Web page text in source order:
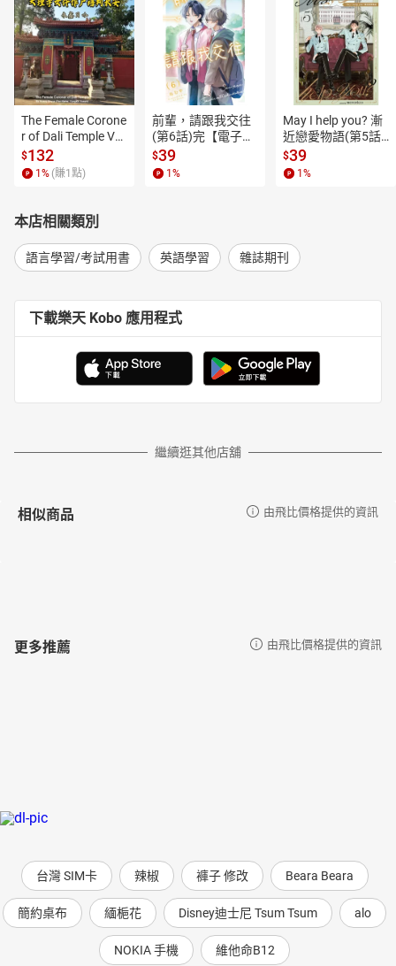
The Female Corone
r of Dali Temple Vo
l.6【有聲書】
$132
1 % (賺1 點)
前輩，請跟我交往
(第6話)完【電子
書】
$39
1 %
May I help you? 漸
近戀愛物語(第5話)
【電子書】
$39
1 %
本店相關類別
語言學習/考試用書 英語學習 雜誌期刊
下載樂天 Kobo 應用程式
繼續逛其他店舖
相似商品 由飛比價格提供的資訊
更多推薦 由飛比價格提供的資訊
台灣 SIM卡 辣椒 褲子 修改 Beara Beara
簡約桌布 緬梔花 Disney迪士尼 Tsum Tsum alo
NOKIA 手機 維他命B12